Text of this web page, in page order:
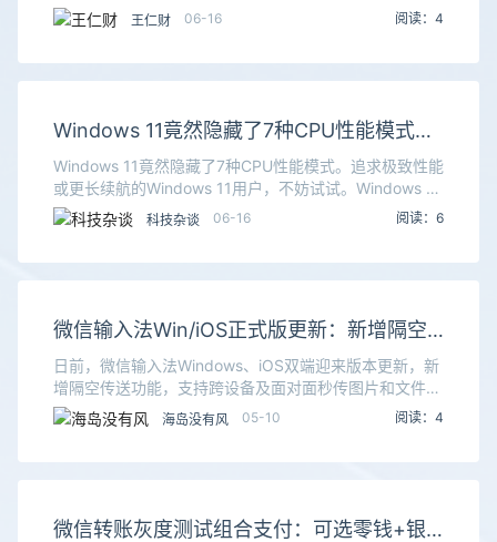
“阿宝”办事。据了解，用户可在AI版支付宝和经典版之间
随时切换。相比经典版，新版界面更加简洁，进入后
王仁财 06-16 阅读：4
Windows 11竟然隐藏了7种CPU性能模式！
只需修改注册表一个数 一键解锁电脑潜力
Windows 11竟然隐藏了7种CPU性能模式。追求极致性能
或更长续航的Windows 11用户，不妨试试。Windows 11
系统内部其实内置了与硬件深度协同的处理器电源调度机
制，但默认并未向普通
科技杂谈 06-16 阅读：6
微信输入法Win/iOS正式版更新：新增隔空
传送 无需流量秒传文件
日前，微信输入法Windows、iOS双端迎来版本更新，新
增隔空传送功能，支持跨设备及面对面秒传图片和文件。
据了解，“隔空传送”可在多设备之间快速传输图片、视频
和文件，用户也可以与他人扫码建立连接，实
海岛没有风 05-10 阅读：4
微信转账灰度测试组合支付：可选零钱+银